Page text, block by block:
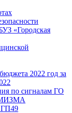
«Городская
2022 год за
по сигналам ГО
ГП49